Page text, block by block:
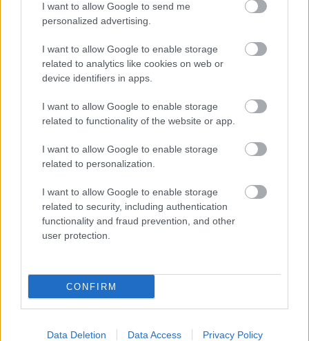
I want to allow Google to send me
personalized advertising.
I want to allow Google to enable storage
related to analytics like cookies on web or
device identifiers in apps.
I want to allow Google to enable storage
related to functionality of the website or app.
I want to allow Google to enable storage
related to personalization.
I want to allow Google to enable storage
related to security, including authentication
functionality and fraud prevention, and other
user protection.
CONFIRM
Data Deletion Data Access Privacy Policy
Az a cél, hogy olyan magyar családokhoz
jussanak ezek a támogatások, amelyek
folyamatosan magyar nyelvű nevelési és
oktatási intézménybe járatják gyermekeiket.
Felvidéken pedig azt tervezik, hogy a
összeget, szorosan együttműködve a
nemrég Magyar Örökség Díjjal kitüntetett
A támogatások szétosztásával kapcsolatban
elmondta, hogy a MÁÉRT, a Magyar Ifjúsági
Konferencia és a határon túli magyar
szervezetekkel folytatott konzultációk
alapján kiderült, hogy van néhány terület,
amely kritikus a határon túli magyarság
megfékezését, a szórványmagyarság és a
csángómagyarok megsegítését, valamint a
magyar nyelvű köz- és felsőoktatás
támogatását.